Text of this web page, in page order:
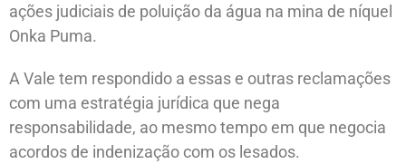
ações judiciais de poluição da água na mina de níquel
Onka Puma.
A Vale tem respondido a essas e outras reclamações
com uma estratégia jurídica que nega
responsabilidade, ao mesmo tempo em que negocia
acordos de indenização com os lesados.